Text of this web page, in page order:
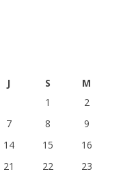
J S
M
1
2
7 8
9
14 15
16
21 22
23